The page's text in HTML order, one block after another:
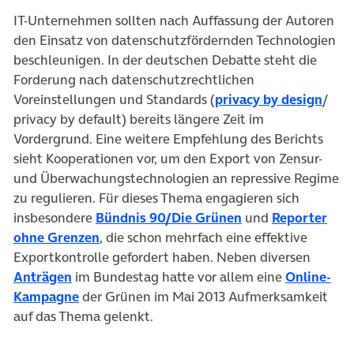
IT-Unternehmen sollten nach Auffassung der Autoren
den Einsatz von datenschutzfördernden Technologien
beschleunigen. In der deutschen Debatte steht die
Forderung nach datenschutzrechtlichen
Voreinstellungen und Standards (privacy by design/
privacy by default) bereits längere Zeit im
Vordergrund. Eine weitere Empfehlung des Berichts
sieht Kooperationen vor, um den Export von Zensur-
und Überwachungstechnologien an repressive Regime
zu regulieren. Für dieses Thema engagieren sich
insbesondere Bündnis 90/Die Grünen und Reporter
ohne Grenzen, die schon mehrfach eine effektive
Exportkontrolle gefordert haben. Neben diversen
Anträgen im Bundestag hatte vor allem eineOnline-
Kampagneder Grünen im Mai 2013 Aufmerksamkeit
auf das Thema gelenkt.